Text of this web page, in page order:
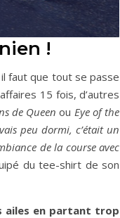
!
faut que tout se passe
15 fois, d’autres
de Queen ou Eye of the
peu dormi, c’était un
de la course avec
du tee-shirt de son
ailes en partant trop